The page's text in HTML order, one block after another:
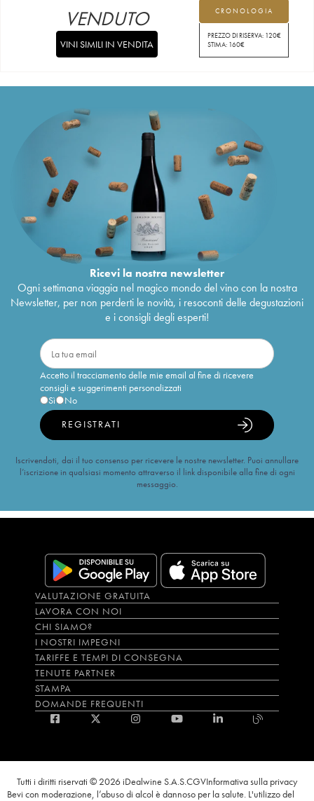
CRONOLOGIA
PREZZO DI RISERVA: 120€
STIMA: 160€
VENDUTO
VINI SIMILI IN VENDITA
Ricevi la nostra newsletter
Ogni settimana viaggia nel magico mondo del vino con la nostra
Newsletter, per non perderti le novità, i resoconti delle degustazioni
e i consigli degli esperti!
Accetto il tracciamento delle mie email al fine di ricevere
consigli e suggerimenti personalizzati
Sì
No
REGISTRATI
Iscrivendoti, dai il tuo consenso per ricevere le nostre newsletter. Puoi annullare
l’iscrizione in qualsiasi momento attraverso il link disponibile alla fine di ogni
messaggio.
VALUTAZIONE GRATUITA
LAVORA CON NOI
CHI SIAMO?
I NOSTRI IMPEGNI
TARIFFE E TEMPI DI CONSEGNA
TENUTE PARTNER
STAMPA
DOMANDE FREQUENTI
Tutti i diritti riservati © 2026 iDealwine S.A.S.CGVInformativa sulla privacy
Bevi con moderazione, l’abuso di alcol è dannoso per la salute. L'utilizzo del